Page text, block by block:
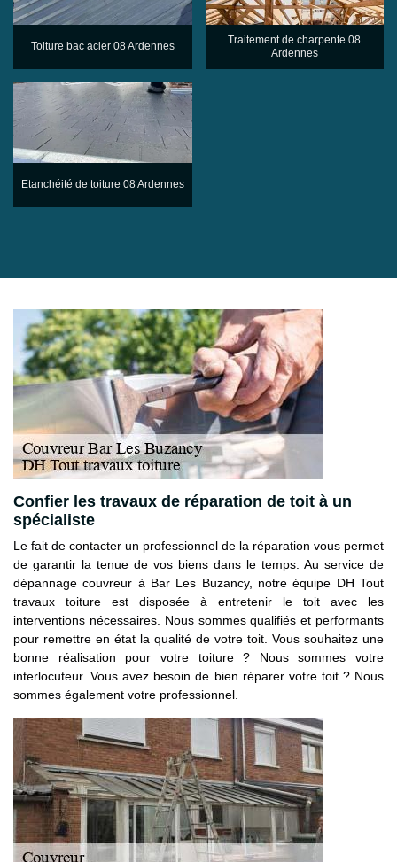
Toiture bac acier 08 Ardennes
Traitement de charpente 08
Ardennes
Etanchéité de toiture 08 Ardennes
Confier les travaux de réparation de toit à un
spécialiste
Le fait de contacter un professionnel de la réparation vous permet
de garantir la tenue de vos biens dans le temps. Au service de
dépannage couvreur à Bar Les Buzancy, notre équipe DH Tout
travaux toiture est disposée à entretenir le toit avec les
interventions nécessaires. Nous sommes qualifiés et performants
pour remettre en état la qualité de votre toit. Vous souhaitez une
bonne réalisation pour votre toiture ? Nous sommes votre
interlocuteur. Vous avez besoin de bien réparer votre toit ? Nous
sommes également votre professionnel.